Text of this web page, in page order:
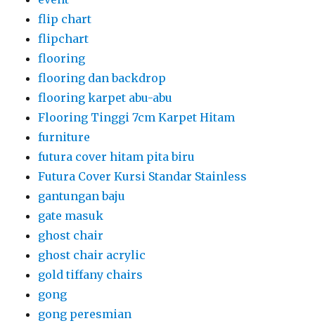
flip chart
flipchart
flooring
flooring dan backdrop
flooring karpet abu-abu
Flooring Tinggi 7cm Karpet Hitam
furniture
futura cover hitam pita biru
Futura Cover Kursi Standar Stainless
gantungan baju
gate masuk
ghost chair
ghost chair acrylic
gold tiffany chairs
gong
gong peresmian